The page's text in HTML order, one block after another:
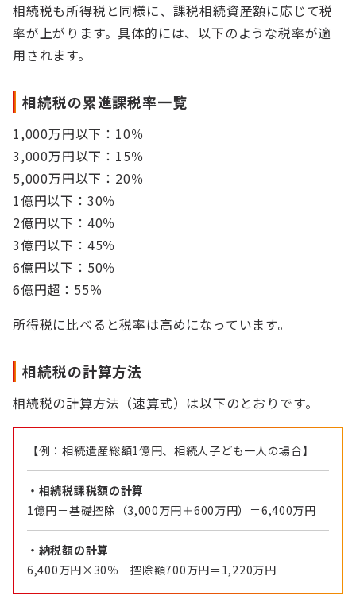
相続税も所得税と同様に、課税相続資産額に応じて税
率が上がります。具体的には、以下のような税率が適
用されます。
相続税の累進課税率一覧
1,000万円以下：10％
3,000万円以下：15％
5,000万円以下：20％
1億円以下：30％
2億円以下：40％
3億円以下：45％
6億円以下：50％
6億円超：55％
所得税に比べると税率は高めになっています。
相続税の計算方法
相続税の計算方法（速算式）は以下のとおりです。
【例：相続遺産総額1億円、相続人子ども一人の場合】
・相続税課税額の計算
1億円－基礎控除（3,000万円＋600万円）＝6,400万円
・納税額の計算
6,400万円×30％－控除額700万円＝1,220万円